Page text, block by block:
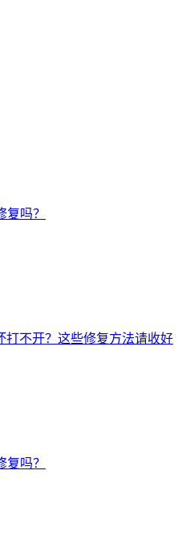
吗？
打不开？这些修复方法请收好
吗？